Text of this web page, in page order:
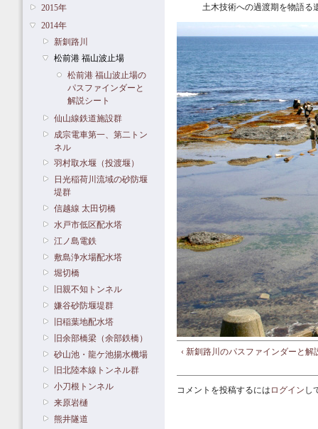
2015年
2014年
新釧路川
松前港 福山波止場
松前港 福山波止場の
パスファインダーと
解説シート
仙山線鉄道施設群
成宗電車第一、第二トン
ネル
羽村取水堰（投渡堰）
日光稲荷川流域の砂防堰
堤群
信越線 太田切橋
水戸市低区配水塔
江ノ島電鉄
敷島浄水場配水塔
堀切橋
旧親不知トンネル
嫌谷砂防堰堤群
旧稲葉地配水塔
旧余部橋梁（余部鉄橋）
砂山池・龍ケ池揚水機場
旧北陸本線トンネル群
小刀根トンネル
来原岩樋
熊井隧道
土木技術への過渡期を物語る
‹ 新釧路川のパスファインダーと解
コメントを投稿するには ログイン し